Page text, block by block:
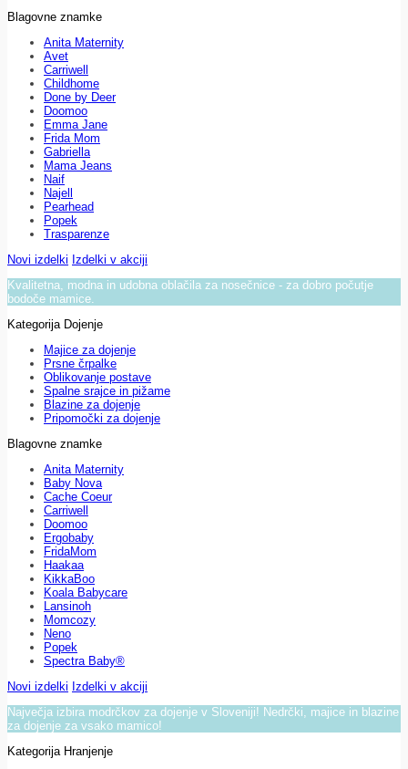
Blagovne znamke
Anita Maternity
Avet
Carriwell
Childhome
Done by Deer
Doomoo
Emma Jane
Frida Mom
Gabriella
Mama Jeans
Naif
Najell
Pearhead
Popek
Trasparenze
Novi izdelki Izdelki v akciji
Kvalitetna, modna in udobna oblačila za nosečnice - za dobro počutje
bodoče mamice.
Kategorija Dojenje
Majice za dojenje
Prsne črpalke
Oblikovanje postave
Spalne srajce in pižame
Blazine za dojenje
Pripomočki za dojenje
Blagovne znamke
Anita Maternity
Baby Nova
Cache Coeur
Carriwell
Doomoo
Ergobaby
FridaMom
Haakaa
KikkaBoo
Koala Babycare
Lansinoh
Momcozy
Neno
Popek
Spectra Baby®
Novi izdelki Izdelki v akciji
Največja izbira modrčkov za dojenje v Sloveniji! Nedrčki, majice in blazine
za dojenje za vsako mamico!
Kategorija Hranjenje